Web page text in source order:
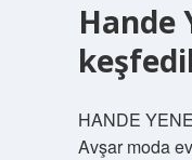
Hande
HANDE
Avşar moda